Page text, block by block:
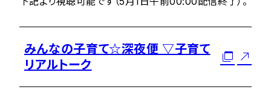
みんなの子育て☆深夜便 ▽子育て
リアルトーク